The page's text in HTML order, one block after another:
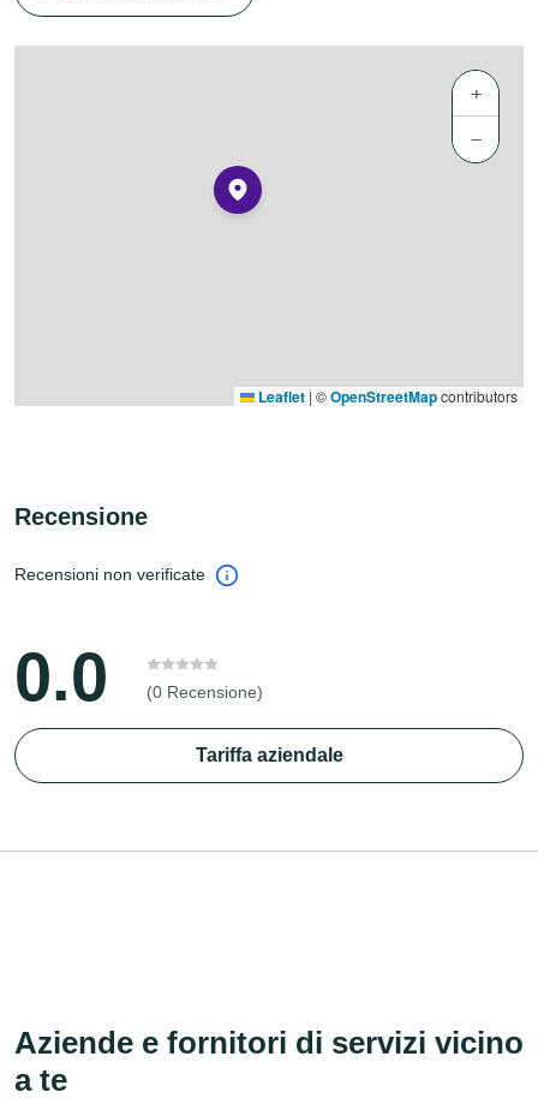
+
−
Leaflet | ©OpenStreetMapcontributors
Recensione
Recensioni non verificate
0.0 (0 Recensione)
Tariffa aziendale
Aziende e fornitori di servizi vicino
a te